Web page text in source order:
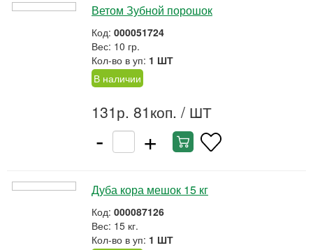
Ветом Зубной порошок
Код: 000051724
Вес: 10 гр.
Кол-во в уп: 1 ШТ
В наличии
131р. 81коп. / ШТ
- +
Дуба кора мешок 15 кг
Код: 000087126
Вес: 15 кг.
Кол-во в уп: 1 ШТ